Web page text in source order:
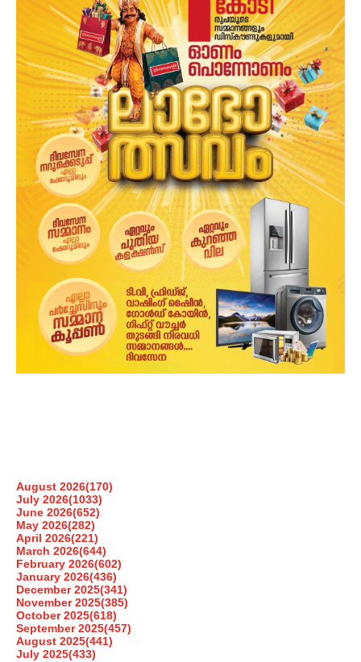
August 2026(170)
July 2026(1033)
June 2026(652)
May 2026(282)
April 2026(221)
March 2026(644)
February 2026(602)
January 2026(436)
December 2025(341)
November 2025(385)
October 2025(618)
September 2025(457)
August 2025(441)
July 2025(433)